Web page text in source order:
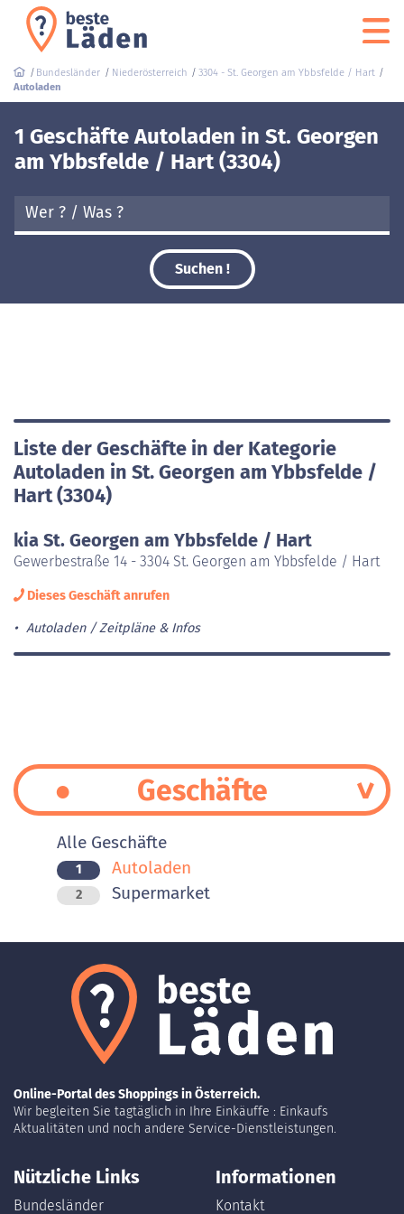
Bundesländer Niederösterreich
3304 - St. Georgen am Ybbsfelde / Hart
Autoladen
1 Geschäfte Autoladen in St. Georgen
am Ybbsfelde / Hart (3304)
Suchen !
Liste der Geschäfte in der Kategorie
Autoladen in St. Georgen am Ybbsfelde /
Hart (3304)
kia St. Georgen am Ybbsfelde / Hart
Gewerbestraße 14 - 3304 St. Georgen am Ybbsfelde / Hart
Dieses Geschäft anrufen
Autoladen Zeitpläne & Infos
Geschäfte
Alle Geschäfte
1 Autoladen
2 Supermarket
Online-Portal des Shoppings in Österreich.
Wir begleiten Sie tagtäglich in Ihre Einkäuffe : Einkaufs
Aktualitäten und noch andere Service-Dienstleistungen.
Nützliche Links
Bundesländer
Informationen
Kontakt